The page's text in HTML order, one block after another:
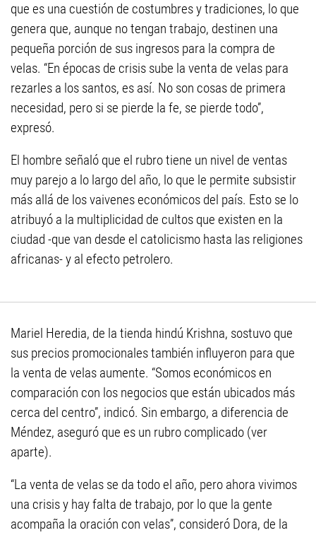
que es una cuestión de costumbres y tradiciones, lo que
genera que, aunque no tengan trabajo, destinen una
pequeña porción de sus ingresos para la compra de
velas. “En épocas de crisis sube la venta de velas para
rezarles a los santos, es así. No son cosas de primera
necesidad, pero si se pierde la fe, se pierde todo”,
expresó.
El hombre señaló que el rubro tiene un nivel de ventas
muy parejo a lo largo del año, lo que le permite subsistir
más allá de los vaivenes económicos del país. Esto se lo
atribuyó a la multiplicidad de cultos que existen en la
ciudad -que van desde el catolicismo hasta las religiones
africanas- y al efecto petrolero.
Mariel Heredia, de la tienda hindú Krishna, sostuvo que
sus precios promocionales también influyeron para que
la venta de velas aumente. “Somos económicos en
comparación con los negocios que están ubicados más
cerca del centro”, indicó. Sin embargo, a diferencia de
Méndez, aseguró que es un rubro complicado (ver
aparte).
“La venta de velas se da todo el año, pero ahora vivimos
una crisis y hay falta de trabajo, por lo que la gente
acompaña la oración con velas”, consideró Dora, de la